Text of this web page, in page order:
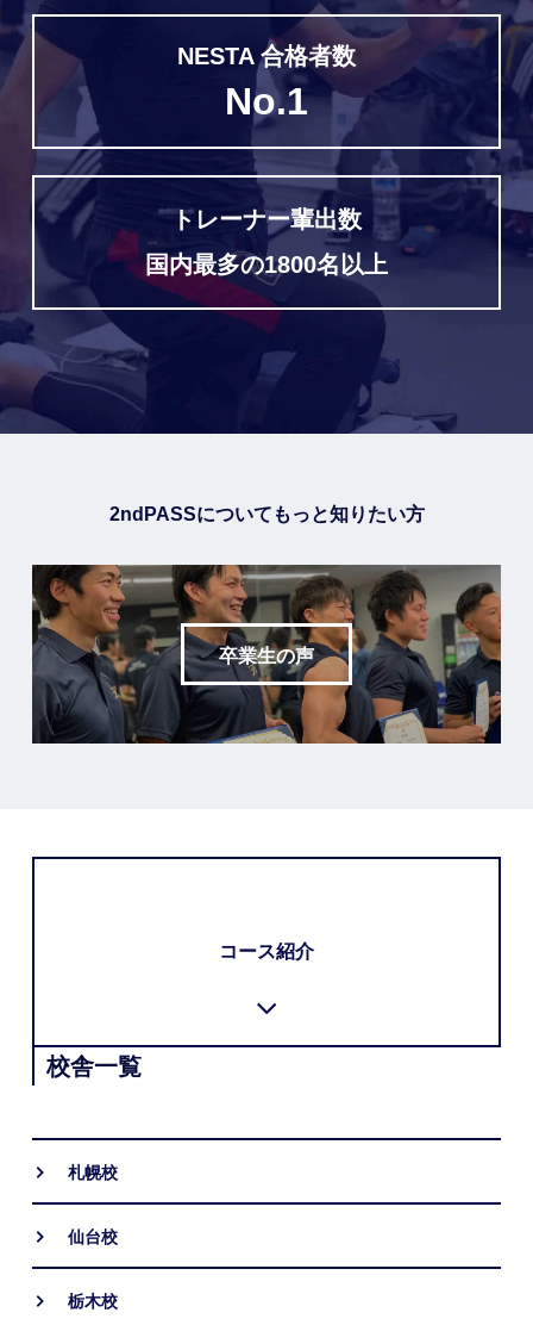
NESTA 合格者数
No.1
トレーナー輩出数
国内最多の1800名以上
2ndPASSについてもっと知りたい方
卒業生の声
コース紹介
校舎一覧
札幌校
仙台校
栃木校